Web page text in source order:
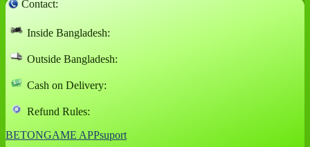
Contact:
Inside Bangladesh:
Outside Bangladesh:
Cash on Delivery:
Refund Rules:
BETONGAME APPsuport